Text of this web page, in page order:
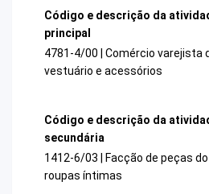
Código e descrição da
principal
4781-4/00 | Comércio varejista
vestuário e acessórios
Código e descrição da
secundária
1412-6/03 | Facção de peças
roupas íntimas